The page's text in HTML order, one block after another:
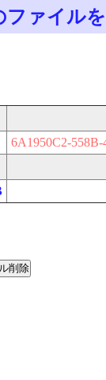
ファイル
6A1950C2-